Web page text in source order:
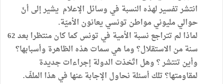
انتشر تفسير لهذه النسبة في وسائل الإعلام يشير إلى أنّ
حوالي مليوني مواطن تونسي يعانون الأميّة.
لماذا لم تتراجع نسبة الأمية في تونس كما كان منتظرا بعد 62
سنة من الاستقلال؟ وما هي سمات هذه الظاهرة وأسبابها؟
وأين تنتشر ؟ وهل اتّخذت الدولة إجراءات جديدة
لمقاومتها؟ تلك أسئلة نحاول الإجابة عنها في هذا الملفّ.